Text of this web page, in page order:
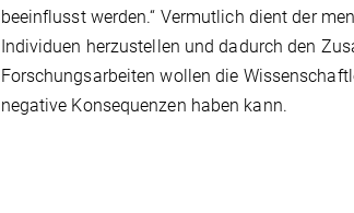
beeinflusst werden.“ Vermutlich dient der
Individuen herzustellen und dadurch den
Forschungsarbeiten wollen die
negative Konsequenzen haben kann.